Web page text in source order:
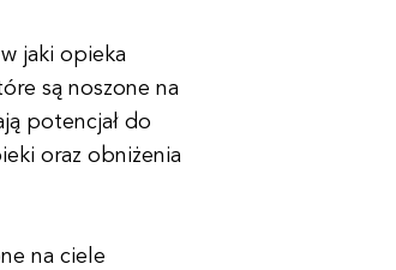
jaki opieka
są noszone na
potencjał do
oraz obniżenia
na ciele